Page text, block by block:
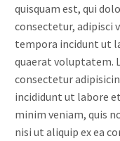
quisquam est, qui
consectetur, adipisci
tempora incidunt ut
quaerat voluptatem.
consectetur
incididunt ut labore
minim veniam, quis
nisi ut aliquip ex ea